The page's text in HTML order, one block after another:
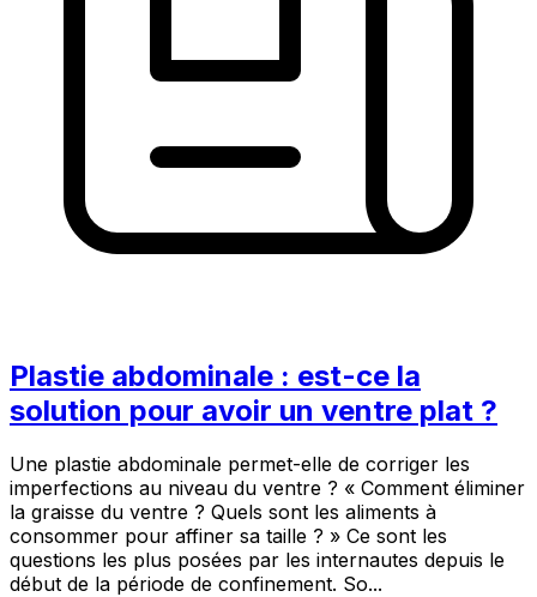
Plastie abdominale : est-ce la
solution pour avoir un ventre plat ?
Une plastie abdominale permet-elle de corriger les
imperfections au niveau du ventre ? « Comment éliminer
la graisse du ventre ? Quels sont les aliments à
consommer pour affiner sa taille ? » Ce sont les
questions les plus posées par les internautes depuis le
début de la période de confinement. So...